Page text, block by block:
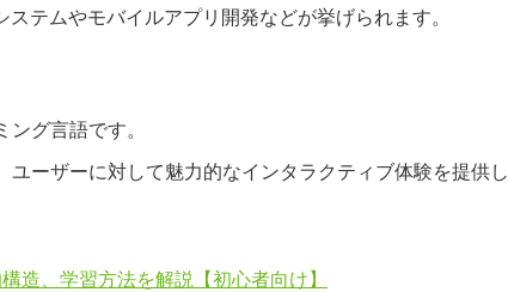
テムやモバイルアプリ開発などが挙げられます。
グ言語です。
ーザーに対して魅力的なインタラクティブ体験を提供し
造、学習方法を解説【初心者向け】